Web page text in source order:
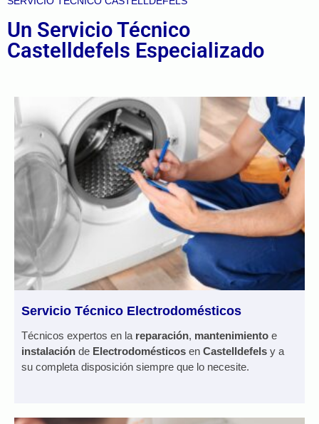
Un Servicio Técnico
Castelldefels Especializado
Servicio Técnico Electrodomésticos
Técnicos expertos en la reparación, mantenimiento e
instalación de Electrodomésticos en Castelldefels y a
su completa disposición siempre que lo necesite.